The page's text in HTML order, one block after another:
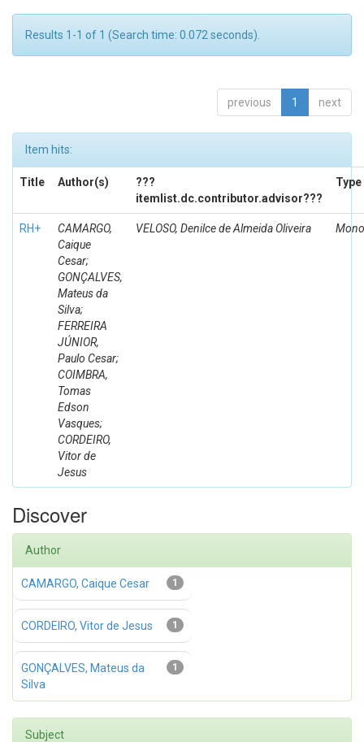
Results 1-1 of 1 (Search time: 0.072 seconds).
previous 1 next
Item hits:
Title Author(s)
???
itemlist.dc.contributor.advisor???
Type
RH+
CAMARGO,
Caique
Cesar;
GONÇALVES,
Mateus da
Silva;
FERREIRA
JÚNIOR,
Paulo Cesar;
COIMBRA,
Tomas
Edson
Vasques;
CORDEIRO,
Vitor de
Jesus
VELOSO, Denilce de Almeida Oliveira
Discover
Author
1
CAMARGO, Caique Cesar
1
CORDEIRO, Vitor de Jesus
1
GONÇALVES, Mateus da
Silva
Subject